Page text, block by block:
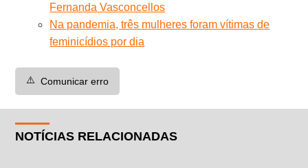
Fernanda Vasconcellos
Na pandemia, três mulheres foram vítimas de
feminicídios por dia
⚠️ Comunicar erro
NOTÍCIAS RELACIONADAS